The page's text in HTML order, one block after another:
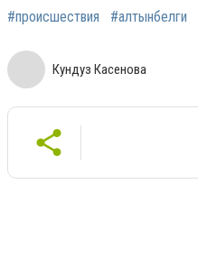
#происшествия #алтынбелги
Кундуз Касенова